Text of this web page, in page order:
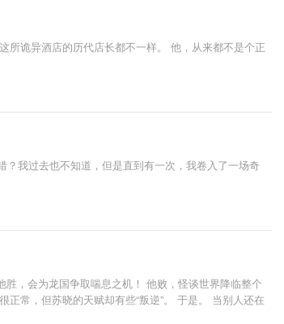
诡异酒店的历代店长都不一样。 他，从来都不是个正
我过去也不知道，但是直到有一次，我卷入了一场奇
，会为龙国争取喘息之机！ 他败，怪谈世界降临整个
常，但苏晓的天赋却有些“叛逆”。 于是。 当别人还在